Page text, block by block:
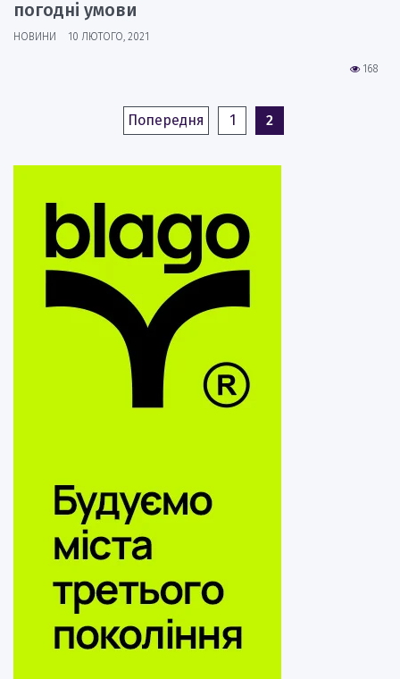
погодні умови
НОВИНИ 10 ЛЮТОГО, 2021
168
Попередня 1 2